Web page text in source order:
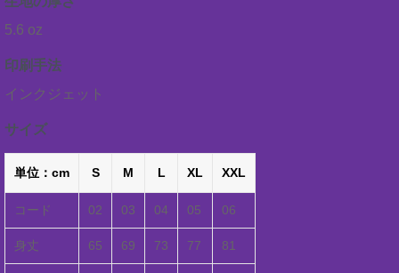
5.6 oz
印刷手法
インクジェット
サイズ
単位：cm S M L XL XXL
コード 02 03 04 05 06
身丈 65 69 73 77 81